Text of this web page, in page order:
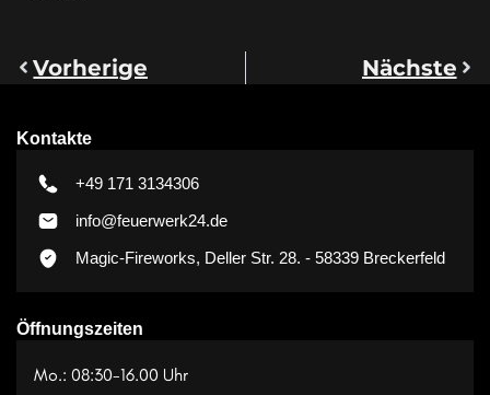
Vorherige Nächste
Kontakte
+49 171 3134306
info@feuerwerk24.de
Magic-Fireworks, Deller Str. 28. - 58339 Breckerfeld
Öffnungszeiten
Mo.: 08:30-16.00 Uhr